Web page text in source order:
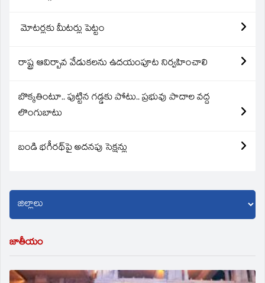
మోటర్లకు మీటర్లు పెట్టం
రాష్ట్ర ఆవిర్బావ వేడుకలను ఉదయంపూట నిర్వహించాలి
బొక్కతింటూ.. పుట్టిన గడ్డకు పోటు.. ప్రభువు పాదాల వద్ద
లొంగుబాటు
బండి భగీరథ్‌పై అదనపు సెక్షన్లు
జాతీయం